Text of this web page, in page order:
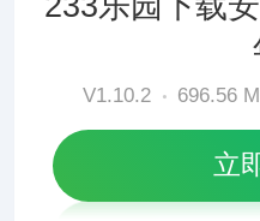
V1.10.2 696.56
立